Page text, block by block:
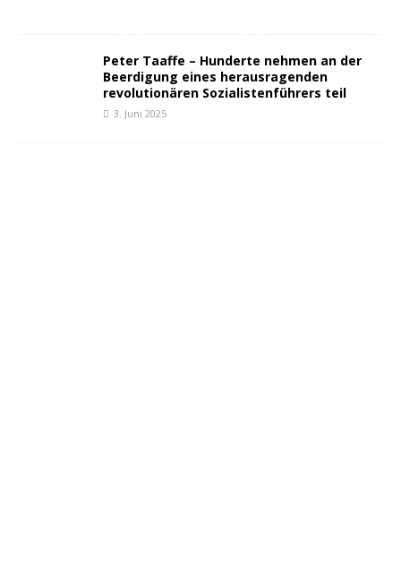
Peter Taaffe – Hunderte nehmen an der
Beerdigung eines herausragenden
revolutionären Sozialistenführers teil
3. Juni 2025